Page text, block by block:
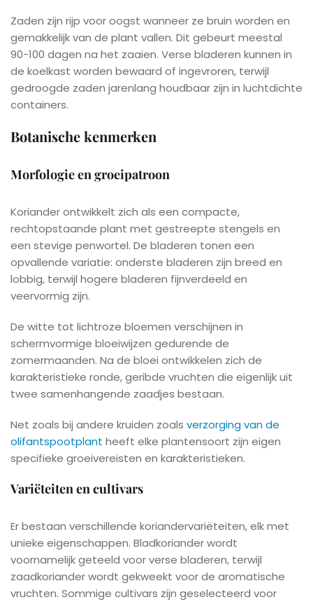
Zaden zijn rijp voor oogst wanneer ze bruin worden en
gemakkelijk van de plant vallen. Dit gebeurt meestal
90-100 dagen na het zaaien. Verse bladeren kunnen in
de koelkast worden bewaard of ingevroren, terwijl
gedroogde zaden jarenlang houdbaar zijn in luchtdichte
containers.
Botanische kenmerken
Morfologie en groeipatroon
Koriander ontwikkelt zich als een compacte,
rechtopstaande plant met gestreepte stengels en
een stevige penwortel. De bladeren tonen een
opvallende variatie: onderste bladeren zijn breed en
lobbig, terwijl hogere bladeren fijnverdeeld en
veervormig zijn.
De witte tot lichtroze bloemen verschijnen in
schermvormige bloeiwijzen gedurende de
zomermaanden. Na de bloei ontwikkelen zich de
karakteristieke ronde, geribde vruchten die eigenlijk uit
twee samenhangende zaadjes bestaan.
Net zoals bij andere kruiden zoals verzorging van de
olifantspootplant heeft elke plantensoort zijn eigen
specifieke groeivereisten en karakteristieken.
Variëteiten en cultivars
Er bestaan verschillende koriandervariëteiten, elk met
unieke eigenschappen. Bladkoriander wordt
voornamelijk geteeld voor verse bladeren, terwijl
zaadkoriander wordt gekweekt voor de aromatische
vruchten. Sommige cultivars zijn geselecteerd voor